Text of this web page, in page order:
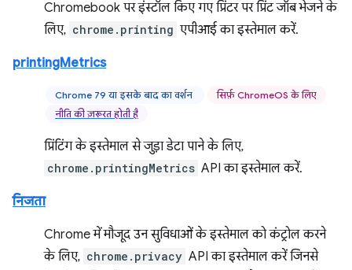
Chromebook पर इंस्टॉल किए गए प्रिंटर पर प्रिंट जॉब भेजने के
लिए, chrome.printing एपीआई का इस्तेमाल करें.
printingMetrics
Chrome 79 या इसके बाद का वर्शन
सिर्फ़ ChromeOS के लिए
नीति की ज़रूरत होती है
प्रिंटिंग के इस्तेमाल से जुड़ा डेटा पाने के लिए,
chrome.printingMetrics API का इस्तेमाल करें.
निजता
Chrome में मौजूद उन सुविधाओं के इस्तेमाल को कंट्रोल करने
के लिए, chrome.privacy API का इस्तेमाल करें जिनसे